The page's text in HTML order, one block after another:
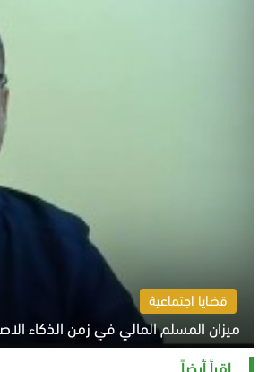
قضايا اجتماعية
ميزان المسلم المالي في زمن الذكاء
السبت 8 أغسطس 2026 11:21 ص
اقرأ أيضاً